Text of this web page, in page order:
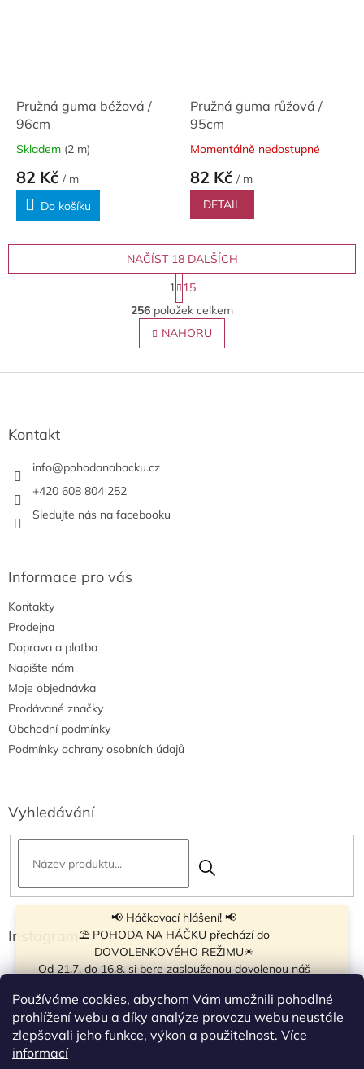
Používáme cookies, abychom Vám umožnili pohodlné
prohlížení webu a díky analýze provozu webu neustále
zlepšovali jeho funkce, výkon a použitelnost. Více
informací
📢 Háčkovací hlášení! 📢
⛱ POHODA NA HÁČKU přechází do
DOVOLENKOVÉHO REŽIMU☀
Od 21.7. do 16.8. si bere zaslouženou dovolenou náš
krátkou pauzu.
Objednávky přijímáme dál - klubíčka, která máme
vyrobená, odešleme bez zdržení. U ostatních se doba
Pružná guma béžová /
96cm
Skladem (2 m)
82 Kč / m
Do košíku
Pružná guma růžová /
95cm
Momentálně nedostupné
82 Kč / m
DETAIL
O
v
l
á
NAČÍST 18 DALŠÍCH
S
t
r
á
n
k
v
1 15
256 položek celkem
NAHORU
Z
Kontakt
info@pohodanahacku.cz
+420 608 804 252
Sledujte nás na facebooku
Informace pro vás
Kontakty
Prodejna
Doprava a platba
Napište nám
Moje objednávka
Prodávané značky
Obchodní podmínky
Podmínky ochrany osobních údajů
Vyhledávání
Instagram
Sledovat na Instagramu